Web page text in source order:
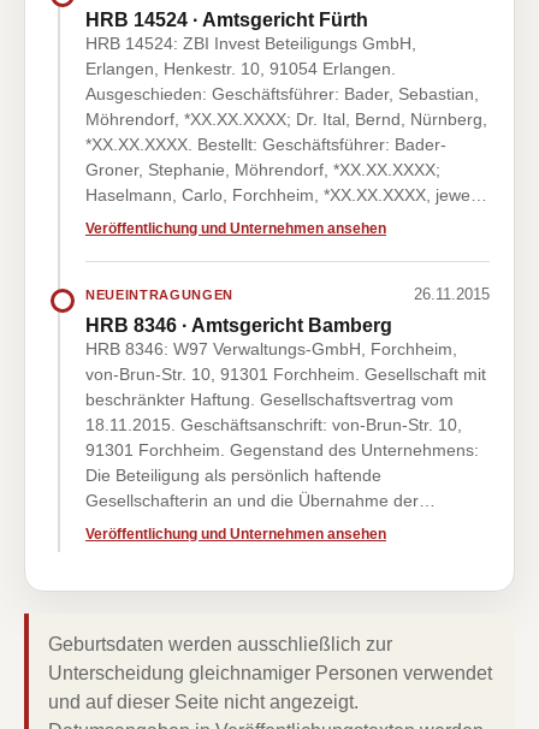
HRB 14524 · Amtsgericht Fürth
HRB 14524: ZBI Invest Beteiligungs GmbH,
Erlangen, Henkestr. 10, 91054 Erlangen.
Ausgeschieden: Geschäftsführer: Bader, Sebastian,
Möhrendorf, *XX.XX.XXXX; Dr. Ital, Bernd, Nürnberg,
*XX.XX.XXXX. Bestellt: Geschäftsführer: Bader-
Groner, Stephanie, Möhrendorf, *XX.XX.XXXX;
Haselmann, Carlo, Forchheim, *XX.XX.XXXX, jewe…
Veröffentlichung und Unternehmen ansehen
NEUEINTRAGUNGEN 26.11.2015
HRB 8346 · Amtsgericht Bamberg
HRB 8346: W97 Verwaltungs-GmbH, Forchheim,
von-Brun-Str. 10, 91301 Forchheim. Gesellschaft mit
beschränkter Haftung. Gesellschaftsvertrag vom
18.11.2015. Geschäftsanschrift: von-Brun-Str. 10,
91301 Forchheim. Gegenstand des Unternehmens:
Die Beteiligung als persönlich haftende
Gesellschafterin an und die Übernahme der…
Veröffentlichung und Unternehmen ansehen
Geburtsdaten werden ausschließlich zur
Unterscheidung gleichnamiger Personen verwendet
und auf dieser Seite nicht angezeigt.